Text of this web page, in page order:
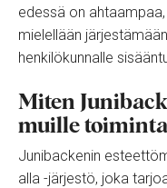
edessä on
mielellään
henkilökunnalle
Miten
muille
Junibackenin
alla -järjestö, joka